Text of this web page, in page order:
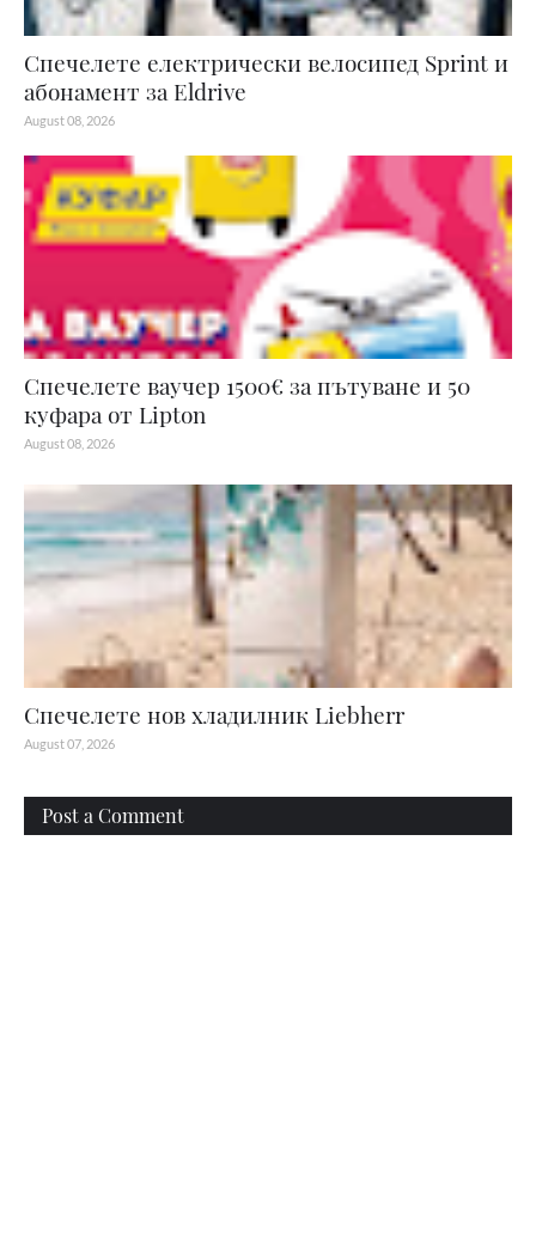
Спечелете електрически велосипед Sprint и
абонамент за Eldrive
August 08, 2026
Спечелете ваучер 1500€ за пътуване и 50
куфара от Lipton
August 08, 2026
Спечелете нов хладилник Liebherr
August 07, 2026
Post a Comment